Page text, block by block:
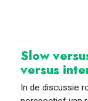
Slow
versus
In de discussie